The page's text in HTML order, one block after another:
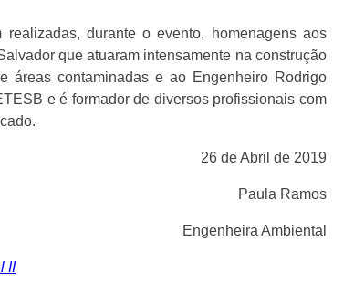
durante o evento, homenagens aos
que atuaram intensamente na construção
áreas contaminadas e ao Engenheiro Rodrigo
e é formador de diversos profissionais com
26 de Abril de 2019
Paula Ramos
Engenheira Ambiental
II